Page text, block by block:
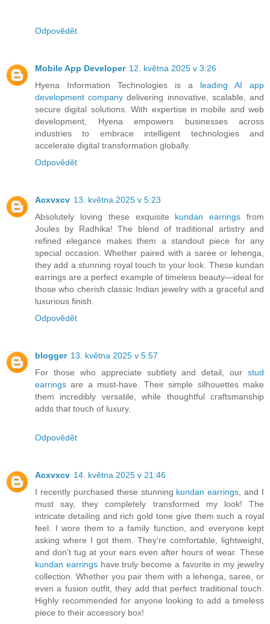
Odpovědět
Mobile App Developer 12. května 2025 v 3:26
Hyena Information Technologies is a leading AI app
development company delivering innovative, scalable, and
secure digital solutions. With expertise in mobile and web
development, Hyena empowers businesses across
industries to embrace intelligent technologies and
accelerate digital transformation globally.
Odpovědět
Acxvxcv 13. května 2025 v 5:23
Absolutely loving these exquisite kundan earrings from
Joules by Radhika! The blend of traditional artistry and
refined elegance makes them a standout piece for any
special occasion. Whether paired with a saree or lehenga,
they add a stunning royal touch to your look. These kundan
earrings are a perfect example of timeless beauty—ideal for
those who cherish classic Indian jewelry with a graceful and
luxurious finish.
Odpovědět
blogger 13. května 2025 v 5:57
For those who appreciate subtlety and detail, our stud
earrings are a must-have. Their simple silhouettes make
them incredibly versatile, while thoughtful craftsmanship
adds that touch of luxury.
Odpovědět
Acxvxcv 14. května 2025 v 21:46
I recently purchased these stunning kundan earrings, and I
must say, they completely transformed my look! The
intricate detailing and rich gold tone give them such a royal
feel. I wore them to a family function, and everyone kept
asking where I got them. They're comfortable, lightweight,
and don't tug at your ears even after hours of wear. These
kundan earringshave truly become a favorite in my jewelry
collection. Whether you pair them with a lehenga, saree, or
even a fusion outfit, they add that perfect traditional touch.
Highly recommended for anyone looking to add a timeless
piece to their accessory box!